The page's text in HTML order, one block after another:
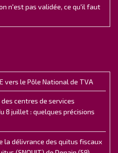
n'est pas validée, ce qu'il faut
vers le Pôle National de TVA
centres de services
8 juillet : quelques précisions
la délivrance des quitus fiscaux